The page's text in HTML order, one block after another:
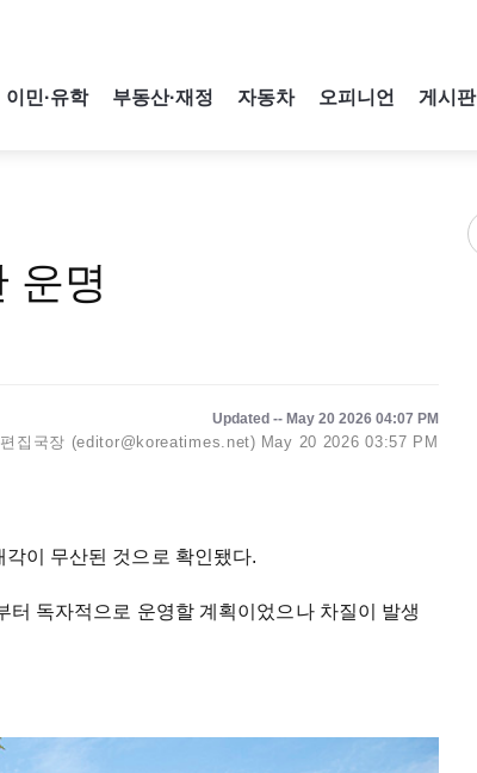
이민·유학 부동산·재정 자동차 오피니언 게시판
운명
Updated -- May 20 2026 04:07 PM
집국장 (editor@koreatimes.net) May 20 2026 03:57 PM
이 무산된 것으로 확인됐다.
독자적으로 운영할 계획이었으나 차질이 발생